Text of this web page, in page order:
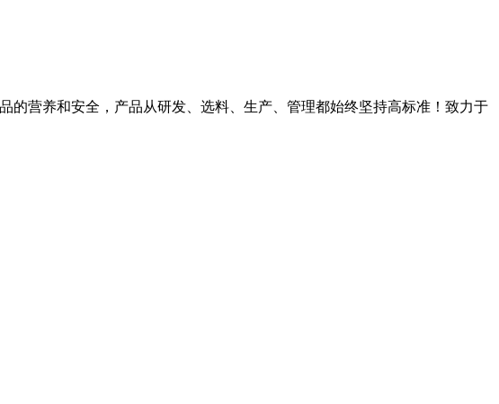
营养和安全，产品从研发、选料、生产、管理都始终坚持高标准！致力于